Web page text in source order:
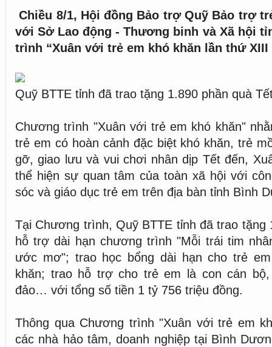
Chiều 8/1, Hội đồng Bảo trợ Quỹ Bảo trợ
với Sở Lao động - Thương binh và Xã hội
trình “Xuân với trẻ em khó khăn lần thứ XIII
Quỹ BTTE tỉnh đã trao tặng 1.890 phần quà
Chương trình "Xuân với trẻ em khó khăn"
trẻ em có hoàn cảnh đặc biệt khó khăn, trẻ
gỡ, giao lưu và vui chơi nhân dịp Tết đến,
thể hiện sự quan tâm của toàn xã hội với
sóc và giáo dục trẻ em trên địa bàn tỉnh Bình
Tại Chương trình, Quỹ BTTE tỉnh đã trao tặng
hỗ trợ dài hạn chương trình "Mỗi trái tim
ước mơ"; trao học bổng dài hạn cho trẻ
khăn; trao hỗ trợ cho trẻ em là con cán
đảo… với tổng số tiền 1 tỷ 756 triệu đồng.
Thông qua Chương trình "Xuân với trẻ em
các nhà hảo tâm, doanh nghiệp tại Bình